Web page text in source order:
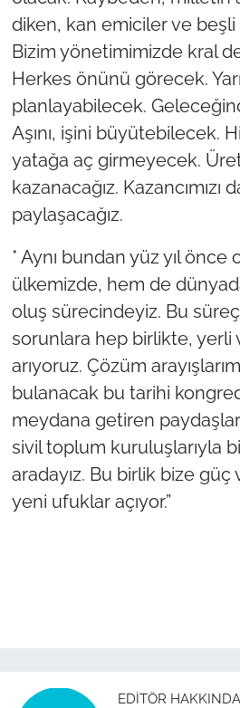
diken, kan emiciler ve
Bizim yönetimimizde kral
Herkes önünü görecek.
planlayabilecek.
Aşını, işini büyütebilecek.
yatağa aç girmeyecek.
kazanacağız. Kazancımızı
paylaşacağız.
* Aynı bundan yüz yıl
ülkemizde, hem de
oluş sürecindeyiz. Bu
sorunlara hep birlikte, yerli
arıyoruz. Çözüm
bulanacak bu tarihi
meydana getiren
sivil toplum kuruluşlarıyla
aradayız. Bu birlik bize
yeni ufuklar açıyor.”
EDITÖR HAKKINDA